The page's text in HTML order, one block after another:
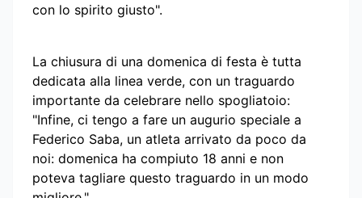
con lo spirito giusto".
La chiusura di una domenica di festa è tutta
dedicata alla linea verde, con un traguardo
importante da celebrare nello spogliatoio:
"Infine, ci tengo a fare un augurio speciale a
Federico Saba, un atleta arrivato da poco da
noi: domenica ha compiuto 18 anni e non
poteva tagliare questo traguardo in un modo